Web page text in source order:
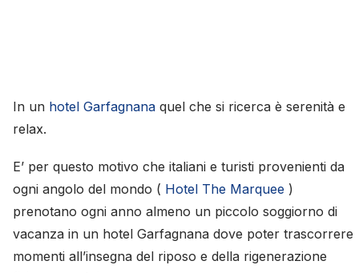
In un hotel Garfagnana quel che si ricerca è serenità e
relax.
E’ per questo motivo che italiani e turisti provenienti da
ogni angolo del mondo ( Hotel The Marquee )
prenotano ogni anno almeno un piccolo soggiorno di
vacanza in un hotel Garfagnana dove poter trascorrere
momenti all’insegna del riposo e della rigenerazione